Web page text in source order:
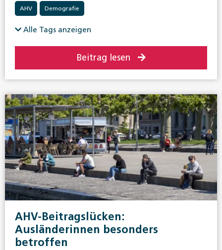
AHV Demografie
Alle Tags anzeigen
Beitrag lesen
AHV-Beitragslücken:
Ausländerinnen besonders
betroffen